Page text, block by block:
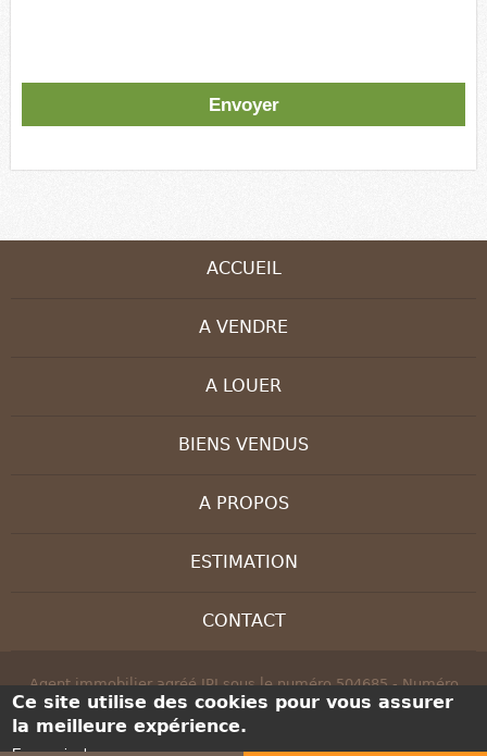
ACCUEIL
A VENDRE
A LOUER
BIENS VENDUS
A PROPOS
ESTIMATION
CONTACT
Agent immobilier agréé IPI sous le numéro 504685 - Numéro
d'entreprise : BE 0830 208 647 - Instance de contrôle: IPI, rue du
Luxembourg 16B, 1000 Bruxelles - Soumis au code déontologique
Ce site utilise des cookies pour vous assurer
la meilleure expérience.